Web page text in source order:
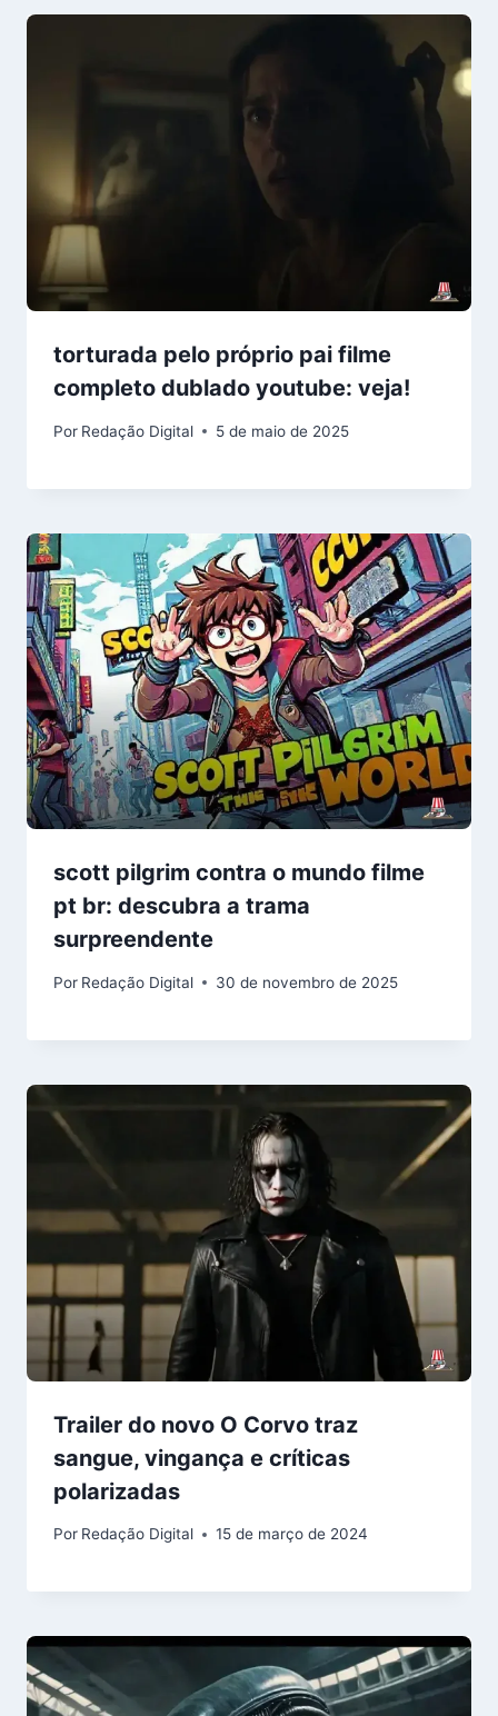
torturada pelo próprio pai filme
completo dublado youtube: veja!
Por Redação Digital 5 de maio de 2025
scott pilgrim contra o mundo filme
pt br: descubra a trama
surpreendente
Por Redação Digital 30 de novembro de 2025
Trailer do novo O Corvo traz
sangue, vingança e críticas
polarizadas
Por Redação Digital 15 de março de 2024